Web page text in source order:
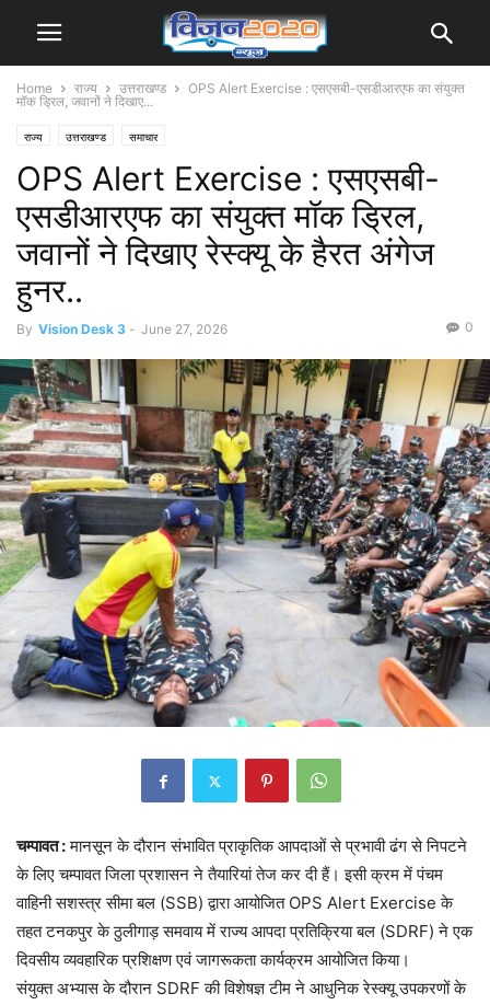
Home राज्य उत्तराखण्ड
OPS Alert Exercise : एसएसबी-एसडीआरएफ का संयुक्त
मॉक ड्रिल, जवानों ने दिखाए...
राज्य उत्तराखण्ड समाचार
OPS Alert Exercise : एसएसबी-
एसडीआरएफ का संयुक्त मॉक ड्रिल,
जवानों ने दिखाए रेस्क्यू के हैरत अंगेज
हुनर..
By Vision Desk 3 - June 27, 2026 0
चम्पावत :मानसून के दौरान संभावित प्राकृतिक आपदाओं से प्रभावी ढंग से निपटने
के लिए चम्पावत जिला प्रशासन ने तैयारियां तेज कर दी हैं। इसी क्रम में पंचम
वाहिनी सशस्त्र सीमा बल (SSB) द्वारा आयोजित OPS Alert Exercise के
तहत टनकपुर के ठुलीगाड़ समवाय में राज्य आपदा प्रतिक्रिया बल (SDRF) ने एक
दिवसीय व्यवहारिक प्रशिक्षण एवं जागरूकता कार्यक्रम आयोजित किया।
संयुक्त अभ्यास के दौरान SDRF की विशेषज्ञ टीम ने आधुनिक रेस्क्यू उपकरणों के